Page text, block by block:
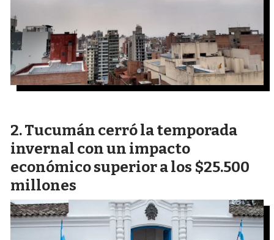
Tucumán cerró la temporada
invernal con un impacto
económico superior a los $25.500
millones